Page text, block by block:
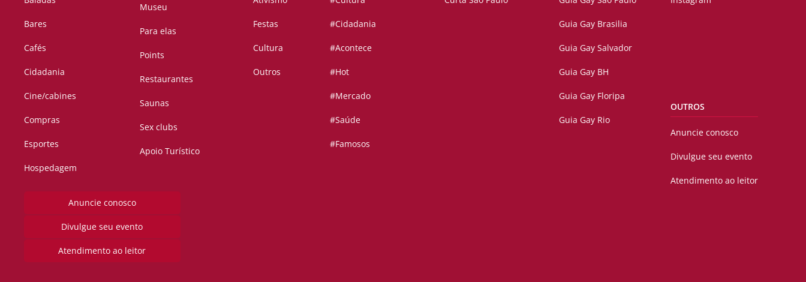
Bares
Cafés
Cidadania
Cine/cabines
Compras
Esportes
Hospedagem
Museu
Para elas
Points
Restaurantes
Saunas
Sex clubs
Apoio Turístico
Anuncie conosco
Divulgue seu evento
Atendimento ao leitor
Festas
Cultura
Outros
#Cidadania
#Acontece
#Hot
#Mercado
#Saúde
#Famosos
Guia Gay Brasilia
Guia Gay Salvador
Guia Gay BH
Guia Gay Floripa
Guia Gay Rio
OUTROS
Anuncie conosco
Divulgue seu evento
Atendimento ao leitor